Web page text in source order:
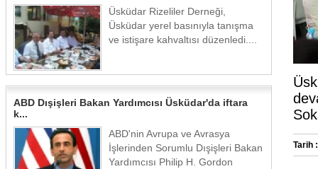
Üsküdar Rizeliler Derneği,
Üsküdar yerel basınıyla tanışma
ve istişare kahvaltısı düzenledi....
ABD Dışişleri Bakan Yardımcısı Üsküdar'da iftara
k...
ABD'nin Avrupa ve Avrasya
İşlerinden Sorumlu Dışişleri Bakan
Yardımcısı Philip H. Gordon
Tarih :